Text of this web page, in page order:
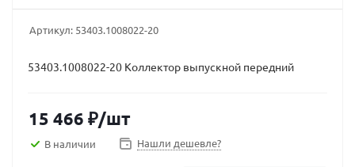
Артикул: 53403.1008022-20
53403.1008022-20 Коллектор выпускной передний
15 466 ₽/шт
В наличии Нашли дешевле?